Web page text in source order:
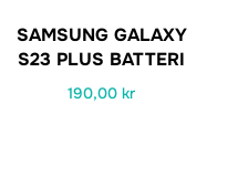
SAMSUNG GALAXY
S23 PLUS BATTERI
190,00kr